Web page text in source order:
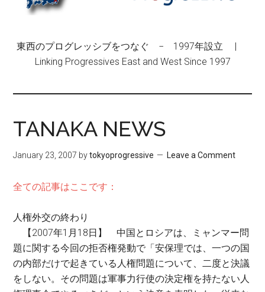
東西のプログレッシブをつなぐ − 1997年設立 |
Linking Progressives East and West Since 1997
TANAKA NEWS
January 23, 2007 bytokyoprogressive Leave a Comment
全ての記事はここです：
人権外交の終わり
【2007年1月18日】 中国とロシアは、ミャンマー問
題に関する今回の拒否権発動で「安保理では、一つの国
の内部だけで起きている人権問題について、二度と決議
をしない。その問題は軍事力行使の決定権を持たない人